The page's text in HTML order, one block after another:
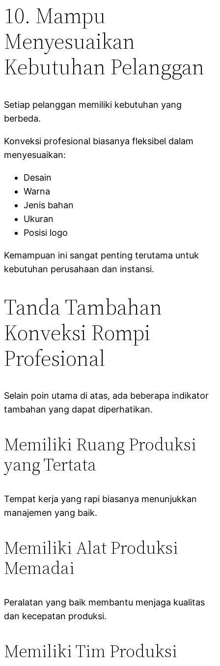
10. Mampu
Menyesuaikan
Kebutuhan Pelanggan
Setiap pelanggan memiliki kebutuhan yang
berbeda.
Konveksi profesional biasanya fleksibel dalam
menyesuaikan:
Desain
Warna
Jenis bahan
Ukuran
Posisi logo
Kemampuan ini sangat penting terutama untuk
kebutuhan perusahaan dan instansi.
Tanda Tambahan
Konveksi Rompi
Profesional
Selain poin utama di atas, ada beberapa indikator
tambahan yang dapat diperhatikan.
Memiliki Ruang Produksi
yang Tertata
Tempat kerja yang rapi biasanya menunjukkan
manajemen yang baik.
Memiliki Alat Produksi
Memadai
Peralatan yang baik membantu menjaga kualitas
dan kecepatan produksi.
Memiliki Tim Produksi